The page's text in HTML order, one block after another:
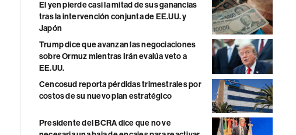
El yen pierde casi la mitad de sus ganancias
tras la intervención conjunta de EE.UU. y
Japón
Trump dice que avanzan las negociaciones
sobre Ormuz mientras Irán evalúa veto a
EE.UU.
Cencosud reporta pérdidas trimestrales por
costos de su nuevo plan estratégico
Presidente del BCRA dice que no ve